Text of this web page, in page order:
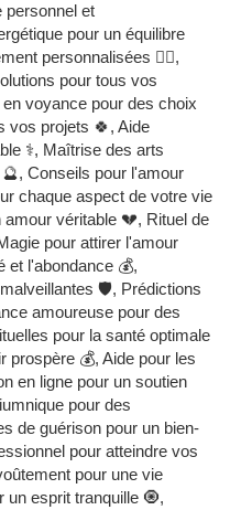
personnel et
pour un équilibre
personnalisées 🧙‍♂️,
pour tous vos
voyance pour des choix
vos projets 🍀, Aide
⚕️, Maîtrise des arts
Conseils pour l'amour
chaque aspect de votre vie
véritable 💔, Rituel de
pour attirer l'amour
et l'abondance 💰,
🛡️, Prédictions
amoureuse pour des
pour la santé optimale
prospère 💰, Aide pour les
en ligne pour un soutien
pour des
de guérison pour un bien-
pour atteindre vos
pour une vie
un esprit tranquille 🧿,